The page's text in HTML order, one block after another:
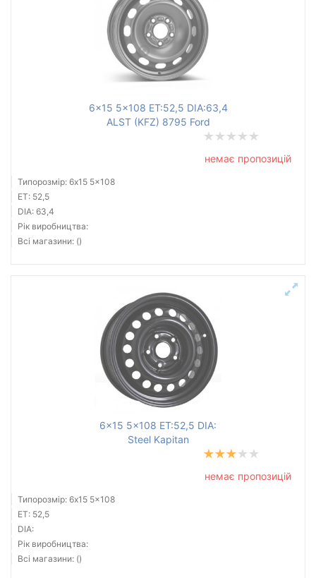
6x15 5x108 ET:52,5 DIA:63,4
ALST (KFZ) 8795 Ford
немає пропозицій
Типорозмір: 6x15 5x108
ET: 52,5
DIA: 63,4
Рік виробництва:
Всі магазини: ()
6x15 5x108 ET:52,5 DIA:
Steel Kapitan
немає пропозицій
Типорозмір: 6x15 5x108
ET: 52,5
DIA:
Рік виробництва:
Всі магазини: ()